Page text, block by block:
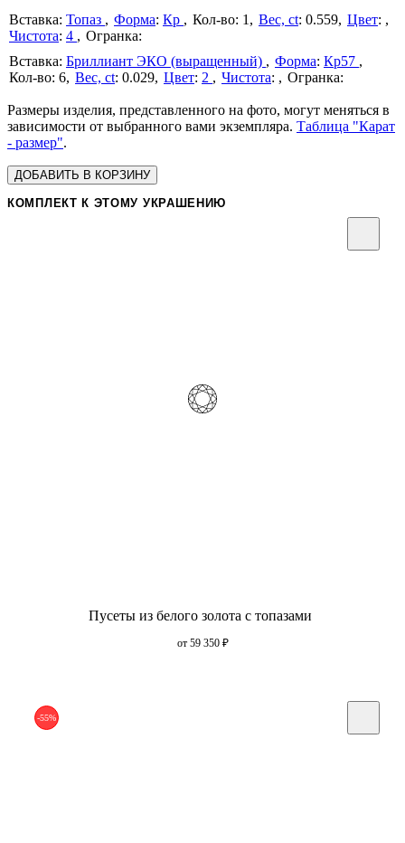
Топаз Форма: Кр 1 Вес, ct: 0.559 Цвет:
Чистота: 4
Бриллиант ЭКО (выращенный)
Форма: Кр57
6 Вес, ct: 0.029 Цвет: 2 Чистота:
Размеры изделия, представленного на фото, могут меняться в
зависимости от выбранного вами экземпляра. Таблица "Карат
- размер".
ДОБАВИТЬ В КОРЗИНУ
КОМПЛЕКТ К ЭТОМУ УКРАШЕНИЮ
Пусеты из белого золота с топазами
от 59 350 ₽
-55%